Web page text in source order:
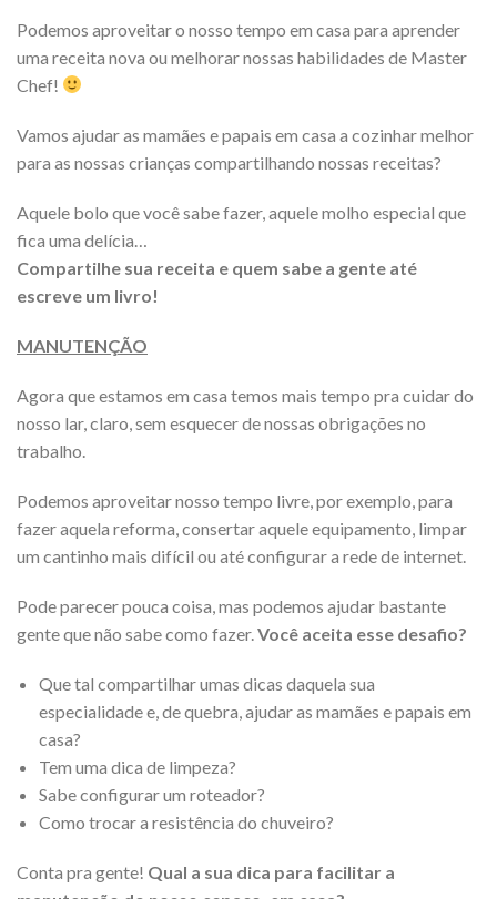
Podemos aproveitar o nosso tempo em casa para aprender
uma receita nova ou melhorar nossas habilidades de Master
Chef!
Vamos ajudar as mamães e papais em casa a cozinhar melhor
para as nossas crianças compartilhando nossas receitas?
Aquele bolo que você sabe fazer, aquele molho especial que
fica uma delícia…
Compartilhe sua receita e quem sabe a gente até
escreve um livro!
MANUTENÇÃO
Agora que estamos em casa temos mais tempo pra cuidar do
nosso lar, claro, sem esquecer de nossas obrigações no
trabalho.
Podemos aproveitar nosso tempo livre, por exemplo, para
fazer aquela reforma, consertar aquele equipamento, limpar
um cantinho mais difícil ou até configurar a rede de internet.
Pode parecer pouca coisa, mas podemos ajudar bastante
gente que não sabe como fazer.Você aceita esse desafio?
Que tal compartilhar umas dicas daquela sua
especialidade e, de quebra, ajudar as mamães e papais em
casa?
Tem uma dica de limpeza?
Sabe configurar um roteador?
Como trocar a resistência do chuveiro?
Conta pra gente! Qual a sua dica para facilitar a